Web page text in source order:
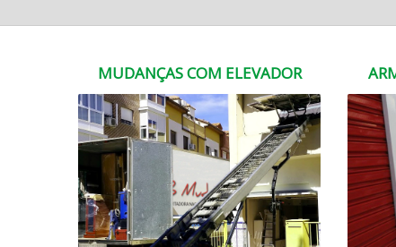
MUDANÇAS COM ELEVADOR